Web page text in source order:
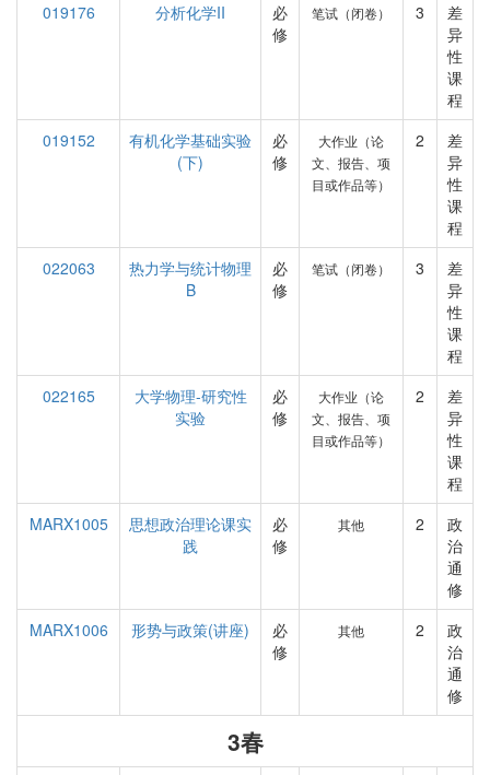
019176
分析化学II
必
修
笔试（闭卷） 3
差
异
性
课
程
019152
有机化学基础实验
(下)
必
修
大作业（论
文、报告、项
目或作品等）
2
差
异
性
课
程
022063
热力学与统计物理
B
必
修
笔试（闭卷） 3
差
异
性
课
程
022165
大学物理-研究性
实验
必
修
大作业（论
文、报告、项
目或作品等）
2
差
异
性
课
程
MARX1005
思想政治理论课实
践
必
修
其他 2
政
治
通
修
MARX1006
形势与政策(讲座)
必
修
其他 2
政
治
通
修
3春